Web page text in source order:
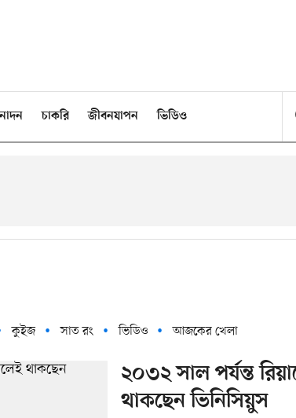
চাকরি জীবনযাপন ভিডিও
কুইজ সাত রং ভিডিও আজকের খেলা
২০৩২ সাল পর্যন্ত
থাকছেন ভিনিসিয়ুস